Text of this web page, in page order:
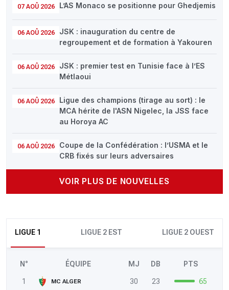
07 AOÛ 2026 L’AS Monaco se positionne pour Ghedjemis
06 AOÛ 2026
JSK : inauguration du centre de
regroupement et de formation à Yakouren
06 AOÛ 2026
JSK : premier test en Tunisie face à l’ES
Métlaoui
06 AOÛ 2026
Ligue des champions (tirage au sort) : le
MCA hérite de l'ASN Nigelec, la JSS face
au Horoya AC
06 AOÛ 2026
Coupe de la Confédération : l’USMA et le
CRB fixés sur leurs adversaires
VOIR PLUS DE NOUVELLES
LIGUE 1 LIGUE 2 EST LIGUE 2 OUEST
N° ÉQUIPE MJ DB PTS
1 MC ALGER 30 23 65